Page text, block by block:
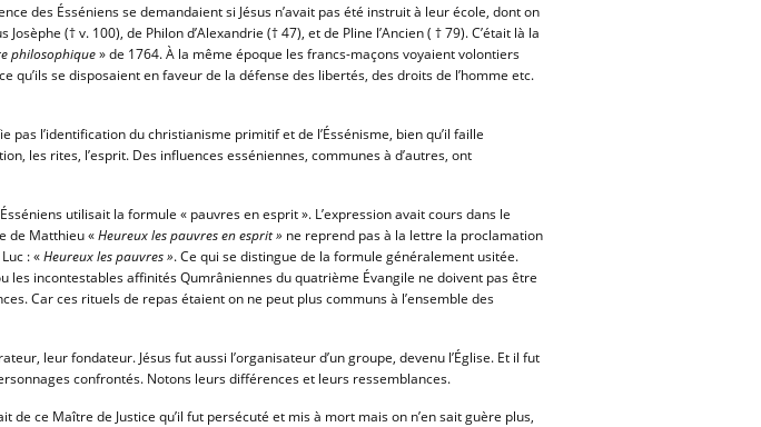
des Ésséniens se demandaient si Jésus n’avait pas été instruit à leur école, dont on
(† v. 100), de Philon d’Alexandrie († 47), et de Pline l’Ancien ( † 79). C’était là la
philosophique» de 1764. À la même époque les francs-maçons voyaient volontiers
qu’ils se disposaient en faveur de la défense des libertés, des droits de l’homme etc.
l’identification du christianisme primitif et de l’Éssénisme, bien qu’il faille
les rites, l’esprit. Des influences esséniennes, communes à d’autres, ont
utilisait la formule « pauvres en esprit ». L’expression avait cours dans le
de Matthieu «Heureux les pauvres en esprit » ne reprend pas à la lettre la proclamation
: «Heureux les pauvres ». Ce qui se distingue de la formule généralement usitée.
les incontestables affinités Qumrâniennes du quatrième Évangile ne doivent pas être
Car ces rituels de repas étaient on ne peut plus communs à l’ensemble des
leur fondateur. Jésus fut aussi l’organisateur d’un groupe, devenu l’Église. Et il fut
confrontés. Notons leurs différences et leurs ressemblances.
ce Maître de Justice qu’il fut persécuté et mis à mort mais on n’en sait guère plus,